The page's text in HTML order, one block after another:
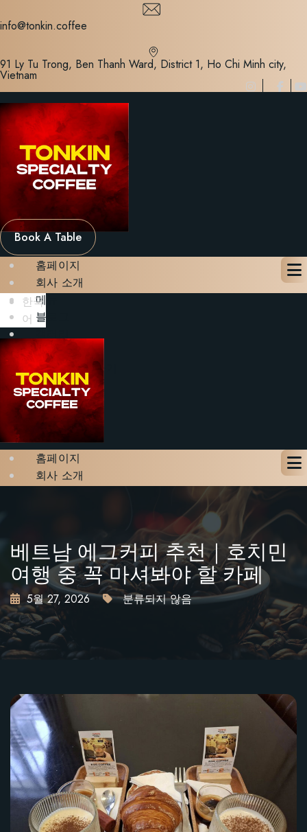
to
info@tonkin.coffee
91 Ly Tu Trong, Ben Thanh Ward, District 1, Ho Chi Minh city,
Vietnam
Book A Table
홈페이지
회사 소개
메뉴
블로그
문의하기
테이블 예약하기
X
한국
어
홈페이지
회사 소개
문의하기
테이블 예약하기
X
베트남 에그커피 추천｜호치민
여행 중 꼭 마셔봐야 할 카페
5월 27, 2026 분류되지 않음